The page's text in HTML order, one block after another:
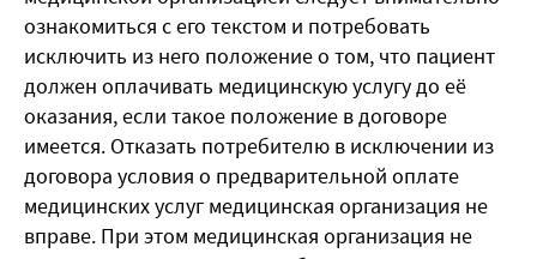
ознакомиться с его текстом и потребовать
исключить из него положение о том, что пациент
должен оплачивать медицинскую услугу до её
оказания, если такое положение в договоре
имеется. Отказать потребителю в исключении из
договора условия о предварительной оплате
медицинских услуг медицинская организация не
вправе. При этом медицинская организация не